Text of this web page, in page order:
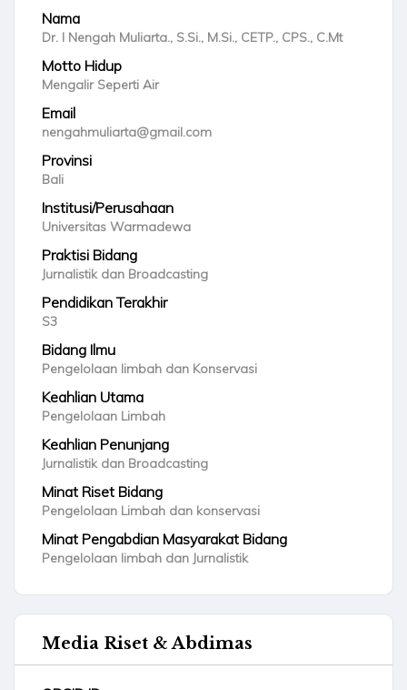
Nama
Dr. I Nengah Muliarta., S.Si., M.Si., CETP., CPS., C.Mt
Motto Hidup
Mengalir Seperti Air
Email
nengahmuliarta@gmail.com
Provinsi
Bali
Institusi/Perusahaan
Universitas Warmadewa
Praktisi Bidang
Jurnalistik dan Broadcasting
Pendidikan Terakhir
S3
Bidang Ilmu
Pengelolaan limbah dan Konservasi
Keahlian Utama
Pengelolaan Limbah
Keahlian Penunjang
Jurnalistik dan Broadcasting
Minat Riset Bidang
Pengelolaan Limbah dan konservasi
Minat Pengabdian Masyarakat Bidang
Pengelolaan limbah dan Jurnalistik
Media Riset & Abdimas